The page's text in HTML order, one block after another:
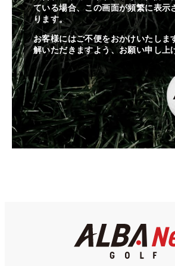
ている場合、この画面が頻繁に表示
ります。
お客様にはご不便をおかけいたしま
解いただきますよう、お願い申し上